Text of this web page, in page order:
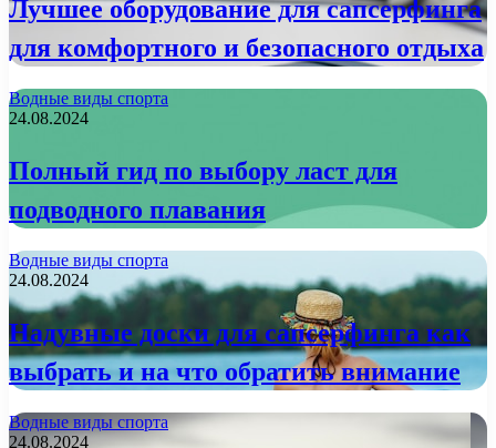
Лучшее оборудование для сапсерфинга
для комфортного и безопасного отдыха
Водные виды спорта
24.08.2024
Полный гид по выбору ласт для
подводного плавания
Водные виды спорта
24.08.2024
Надувные доски для сапсерфинга как
выбрать и на что обратить внимание
Водные виды спорта
24.08.2024